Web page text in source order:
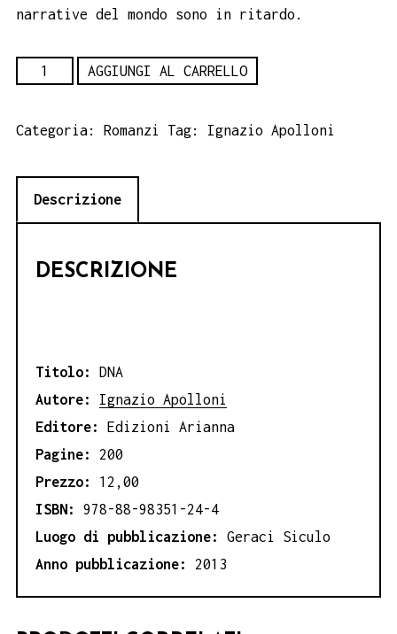
narrative del mondo sono in ritardo.
Ignazio
quantità
AGGIUNGI AL CARRELLO
Categoria: Romanzi Tag: Ignazio Apolloni
Descrizione
DESCRIZIONE
Titolo: DNA
Autore: Ignazio Apolloni
Editore: Edizioni Arianna
Pagine: 200
Prezzo: 12,00
ISBN: 978-88-98351-24-4
Luogo di pubblicazione: Geraci Siculo
Anno pubblicazione: 2013